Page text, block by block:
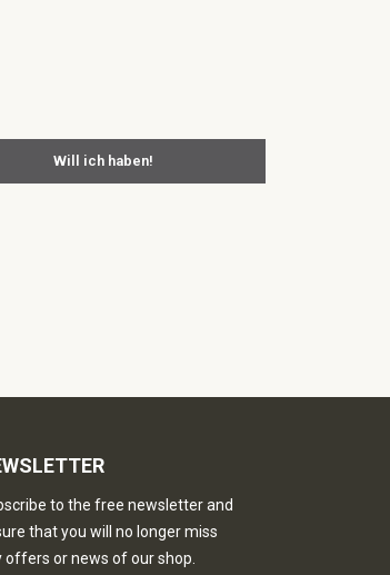
den gewünschten Wert ein
Will ich haben!
to the free newsletter and
that you will no longer miss
offers or news of our shop.